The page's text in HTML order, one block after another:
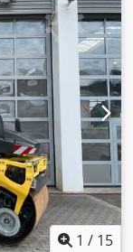
1 / 15